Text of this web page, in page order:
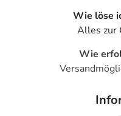
Wie löse
Alles zur
Wie